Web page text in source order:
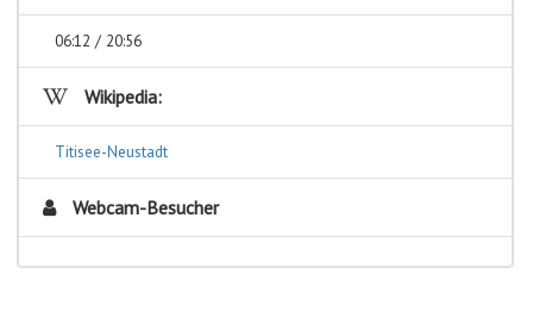
06:12 / 20:56
Wikipedia:
Titisee-Neustadt
Webcam-Besucher